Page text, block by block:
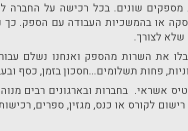
מספקים שונים. בכל רכישה על החברה
או בהמשכיות העבודה עם הספק. כך
לצורך.
את השרות מהספק ואנחנו נשלם
פחות תשלומים...חסכון בזמן, כסף
אשראי. בחברות ובארגונים רבים